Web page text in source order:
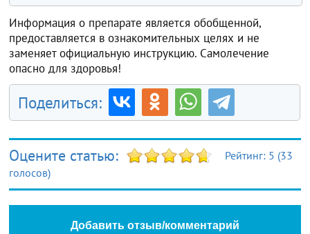
Информация о препарате является обобщенной,
предоставляется в ознакомительных целях и не
заменяет официальную инструкцию. Самолечение
опасно для здоровья!
Поделиться:
Оцените статью: Рейтинг: 5 (33
голосов)
Добавить отзыв/комментарий